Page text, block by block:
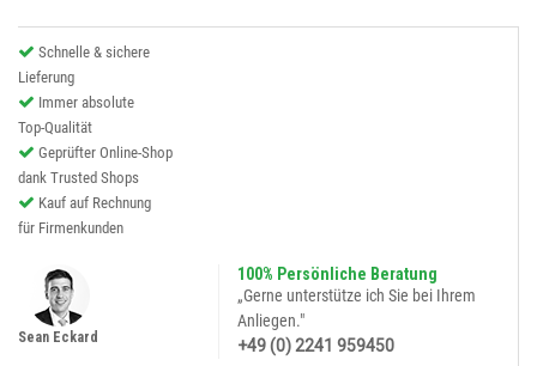
Schnelle & sichere
Lieferung
Immer absolute
Top-Qualität
Geprüfter Online-Shop
dank Trusted Shops
Kauf auf Rechnung
für Firmenkunden
100% Persönliche Beratung
„Gerne unterstütze ich Sie bei Ihrem
Anliegen."
+49 (0) 2241 959450
Sean Eckard